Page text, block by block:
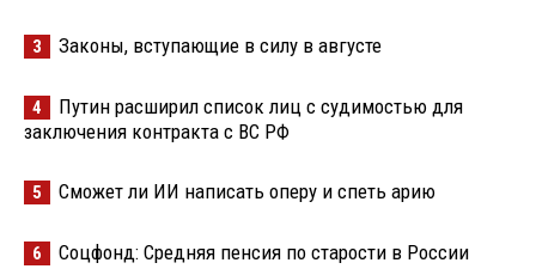
3 Законы, вступающие в силу в августе
4
Путин расширил список лиц с судимостью для
заключения контракта с ВС РФ
5 Сможет ли ИИ написать оперу и спеть арию
6
Соцфонд: Средняя пенсия по старости в России